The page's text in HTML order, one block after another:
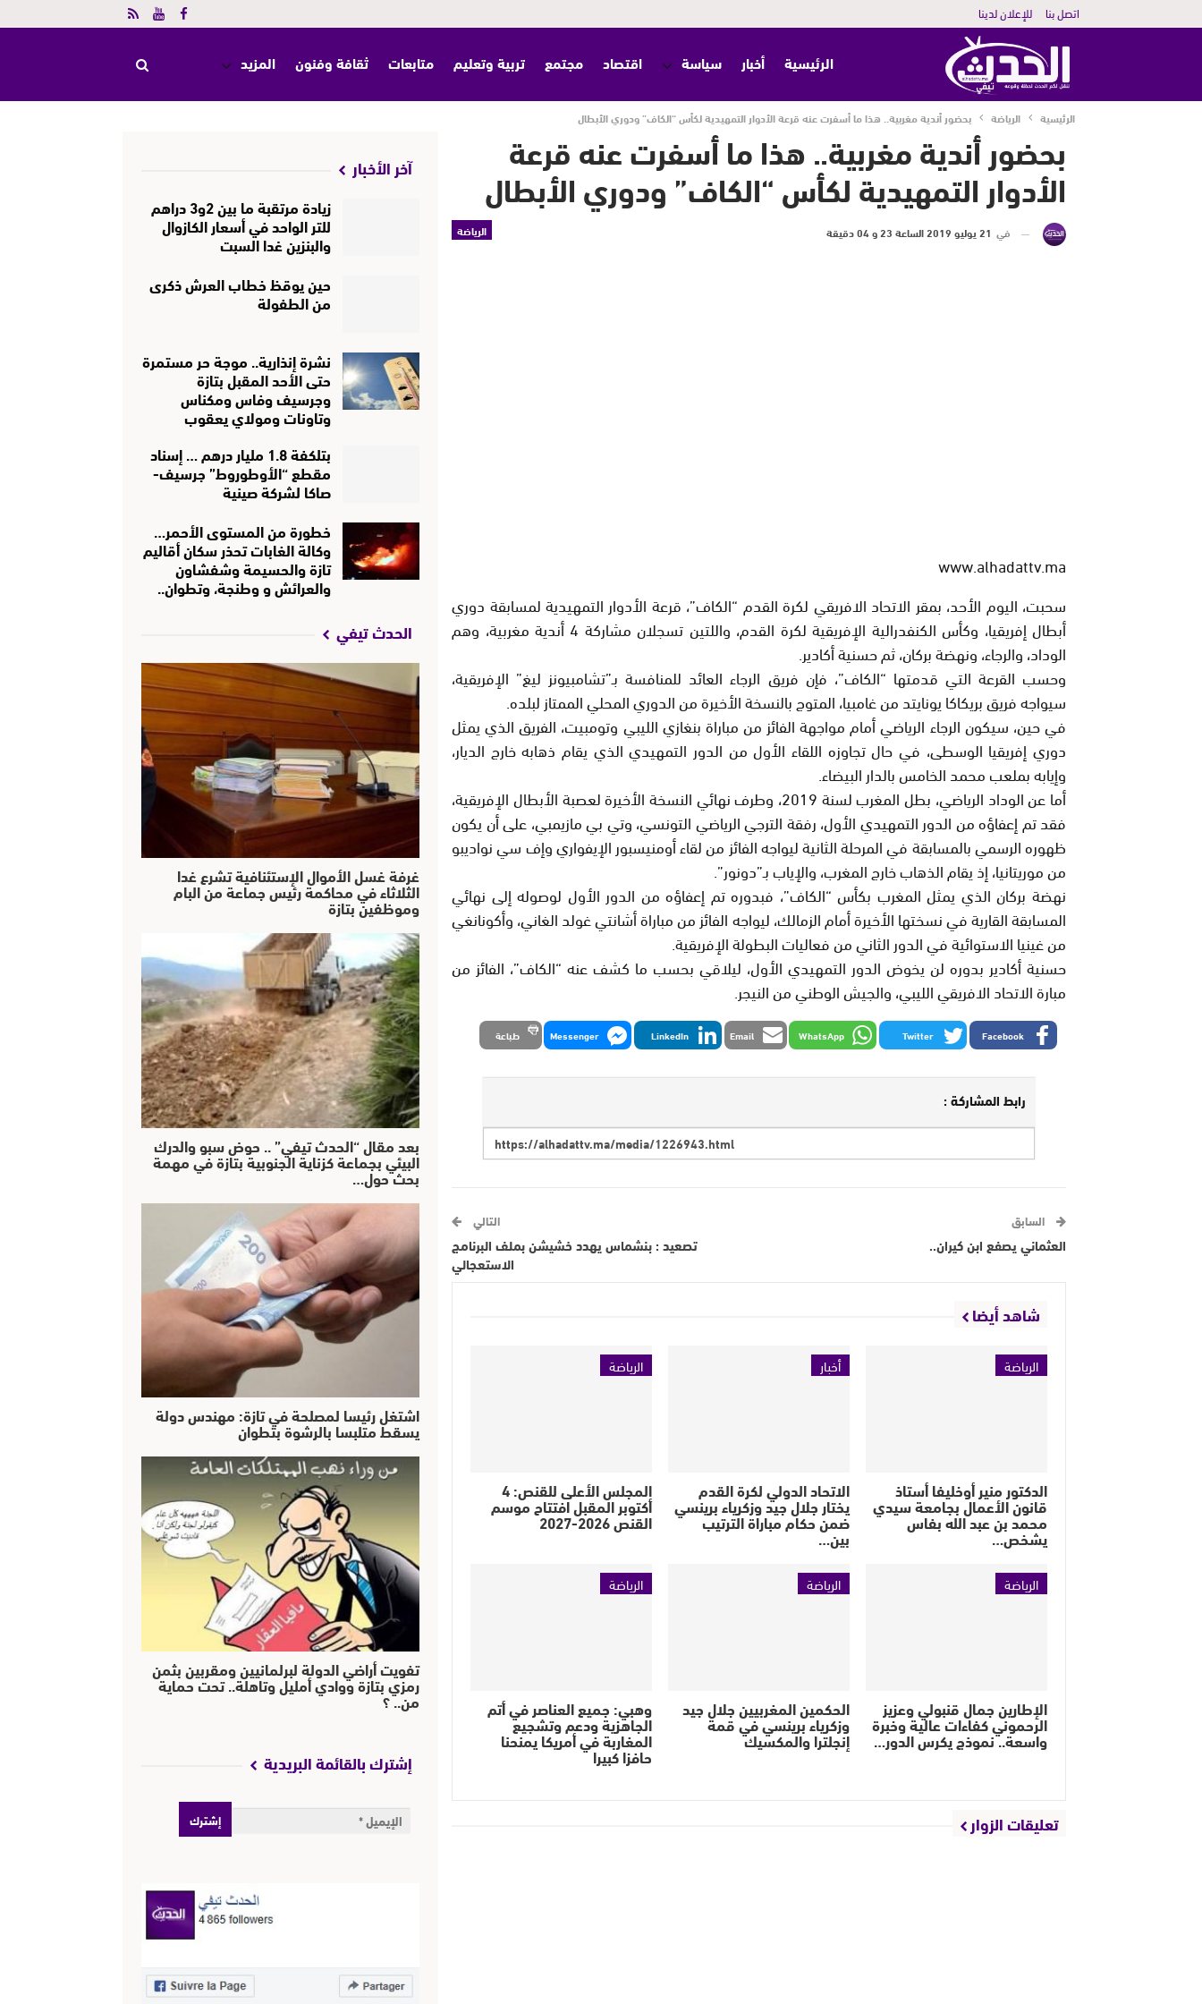
اتصل بنا للإعلان لدينا
الرئيسية أخبار سياسة اقتصاد مجتمع تربية وتعليم متابعات ثقافة وفنون المزيد
الرئيسية الرياضة بحضور أندية مغربية.. هذا ما أسفرت عنه قرعة الأدوار التمهيدية لكأس “الكاف” ودوري الأبطال
بحضور أندية مغربية.. هذا ما أسفرت عنه قرعة
الأدوار التمهيدية لكأس “الكاف” ودوري الأبطال
الرياضة في 21 يوليو 2019 الساعة 23 و 04 دقيقة
www.alhadattv.ma
سحبت، اليوم الأحد، بمقر الاتحاد الافريقي لكرة القدم “الكاف”، قرعة الأدوار التمهيدية لمسابقة دوري
أبطال إفريقيا، وكأس الكنفدرالية الإفريقية لكرة القدم، واللتين تسجلان مشاركة 4 أندية مغربية، وهم
الوداد، والرجاء، ونهضة بركان، ثم حسنية أكادير.
وحسب القرعة التي قدمتها “الكاف”، فإن فريق الرجاء العائد للمنافسة بـ”تشامبيونز ليغ” الإفريقية،
سيواجه فريق بريكاكا يونايتد من غامبيا، المتوج بالنسخة الأخيرة من الدوري المحلي الممتاز لبلده.
في حين، سيكون الرجاء الرياضي أمام مواجهة الفائز من مباراة بنغازي الليبي وتومبيت، الفريق الذي يمثل
دوري إفريقيا الوسطى، في حال تجاوزه اللقاء الأول من الدور التمهيدي الذي يقام ذهابه خارج الديار،
وإيابه بملعب محمد الخامس بالدار البيضاء.
أما عن الوداد الرياضي، بطل المغرب لسنة 2019، وطرف نهائي النسخة الأخيرة لعصبة الأبطال الإفريقية،
فقد تم إعفاؤه من الدور التمهيدي الأول، رفقة الترجي الرياضي التونسي، وتي بي مازيمبي، على أن يكون
ظهوره الرسمي بالمسابقة في المرحلة الثانية ليواجه الفائز من لقاء أومنيسبور الإيفواري وإف سي نواديبو
من موريتانيا، إذ يقام الذهاب خارج المغرب، والإياب بـ”دونور”.
نهضة بركان الذي يمثل المغرب بكأس “الكاف”، فبدوره تم إعفاؤه من الدور الأول لوصوله إلى نهائي
المسابقة القارية في نسختها الأخيرة أمام الزمالك، ليواجه الفائز من مباراة أشانتي غولد الغاني، وأكونانغي
من غينيا الاستوائية في الدور الثاني من فعاليات البطولة الإفريقية.
حسنية أكادير بدوره لن يخوض الدور التمهيدي الأول، ليلاقي بحسب ما كشف عنه “الكاف”، الفائز من
مبارة الاتحاد الافريقي الليبي، والجيش الوطني من النيجر.
Facebook
Twitter
WhatsApp
Email
LinkedIn
Messenger طباعة
رابط المشاركة :
السابق
العثماني يصفع ابن كيران..
التالي
تصعيد : بنشماس يهدد خشيشن بملف البرنامج
الاستعجالي
شاهد أيضا
الرياضة
الدكتور منير أوخليفا أستاذ
قانون الأعمال بجامعة سيدي
محمد بن عبد الله بفاس
يشخص…
أخبار
الاتحاد الدولي لكرة القدم
يختار جلال جيد وزكرياء برينسي
ضمن حكام مباراة الترتيب
بين…
الرياضة
المجلس الأعلى للقنص: 4
أكتوبر المقبل افتتاح موسم
القنص 2026-2027
الرياضة
الإطارين جمال قنبولي وعزيز
الرحموني كفاءات عالية وخبرة
واسعة.. نموذج يكرس الدور…
الرياضة
الحكمين المغربيين جلال جيد
وزكرياء برينسي في قمة
إنجلترا والمكسيك
الرياضة
وهبي: جميع العناصر في أتم
الجاهزية ودعم وتشجيع
المغاربة في أمريكا يمنحنا
حافزا كبيرا
تعليقات الزوار
آخر الأخبار
زيادة مرتقبة ما بين 2و3 دراهم
للتر الواحد في أسعار الكازوال
والبنزين غدا السبت
حين يوقظ خطاب العرش ذكرى
من الطفولة
نشرة إنذارية.. موجة حر مستمرة
حتى الأحد المقبل بتازة
وجرسيف وفاس ومكناس
وتاونات ومولاي يعقوب
بتلكفة 1.8 مليار درهم … إسناد
مقطع “الأوطوروط” جرسيف-
صاكا لشركة صينية
خطورة من المستوى الأحمر…
وكالة الغابات تحذر سكان أقاليم
تازة والحسيمة وشفشاون
والعرائش و وطنجة، وتطوان..
الحدث تيفي
غرفة غسل الأموال الإستئنافية تشرع غدا
الثلاثاء في محاكمة رئيس جماعة من البام
وموظفين بتازة
بعد مقال “الحدث تيفي” .. حوض سبو والدرك
البيئي بجماعة كزناية الجنوبية بتازة في مهمة
بحث حول…
اشتغل رئيسا لمصلحة في تازة: مهندس دولة
يسقط متلبسا بالرشوة بتطوان
تفويت أراضي الدولة لبرلمانيين ومقربين بثمن
رمزي بتازة ووادي أمليل وتاهلة.. تحت حماية
من.. ؟
إشترك بالقائمة البريدية